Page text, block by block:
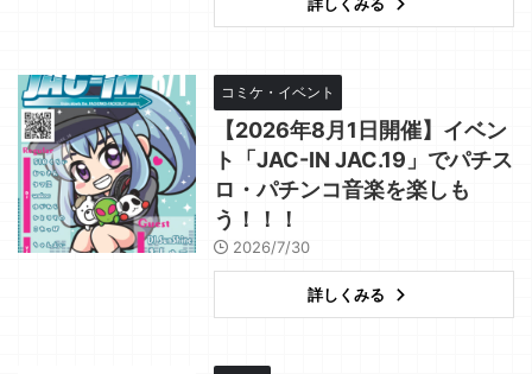
詳しくみる
コミケ・イベント
【2026年8月1日開催】イベン
ト「JAC-IN JAC.19」でパチス
ロ・パチンコ音楽を楽しも
う！！！
2026/7/30
詳しくみる